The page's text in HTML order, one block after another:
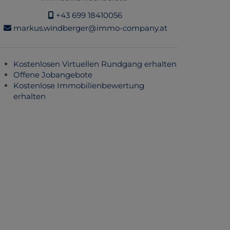
+43 699 18410056
markus.windberger@immo-company.at
Kostenlosen Virtuellen Rundgang erhalten
Offene Jobangebote
Kostenlose Immobilienbewertung
erhalten